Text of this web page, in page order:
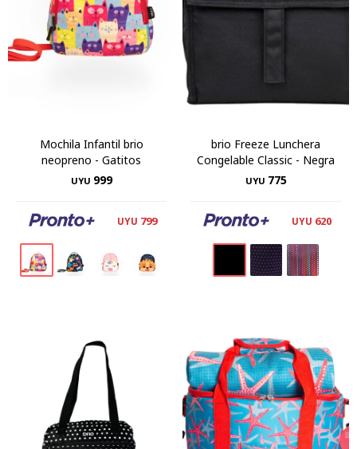
Mochila Infantil brio
neopreno - Gatitos
UYU 999
UYU 799
brio Freeze Lunchera
Congelable Classic - Negra
UYU 775
UYU 620